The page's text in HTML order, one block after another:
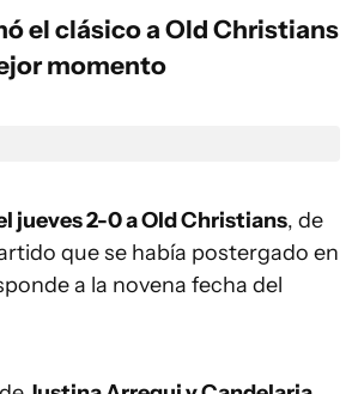
el clásico a Old Christians
momento
jueves 2-0 a Old Christians, de
que se había postergado en
a la novena fecha del